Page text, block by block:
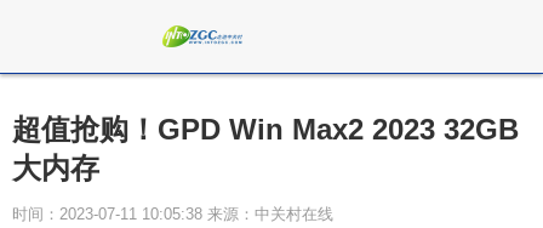
超值抢购！GPD Win Max2 2023 32GB
大内存
时间：2023-07-11 10:05:38 来源：中关村在线